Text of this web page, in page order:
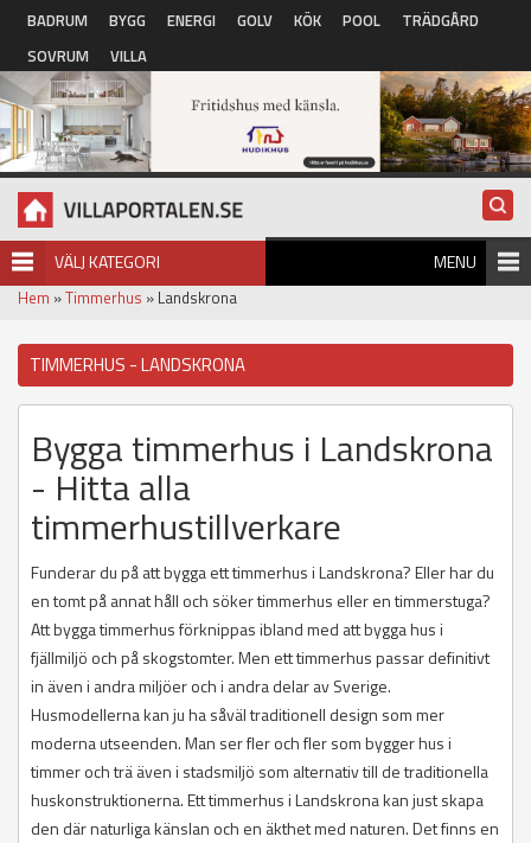
Hoppa till huvudinnehåll
BADRUM BYGG ENERGI GOLV KÖK POOL
TRÄDGÅRD
SOVRUM
VILLA
VÄLJ KATEGORI MENU
Hem »Timmerhus » Landskrona
TIMMERHUS - LANDSKRONA
Bygga timmerhus i Landskrona
- Hitta alla
timmerhustillverkare
Funderar du på att bygga ett timmerhus i Landskrona? Eller har du
en tomt på annat håll och söker timmerhus eller en timmerstuga?
Att bygga timmerhus förknippas ibland med att bygga hus i
fjällmiljö och på skogstomter. Men ett timmerhus passar definitivt
in även i andra miljöer och i andra delar av Sverige.
Husmodellerna kan ju ha såväl traditionell design som mer
moderna utseenden. Man ser fler och fler som bygger hus i
timmer och trä även i stadsmiljö som alternativ till de traditionella
huskonstruktionerna. Ett timmerhus i Landskrona kan just skapa
den där naturliga känslan och en äkthet med naturen. Det finns en